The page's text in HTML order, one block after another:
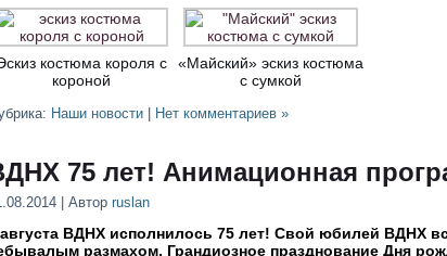
костюма короля с
короной
«Майский» эскиз костюма
с сумкой
Наши новости Нет комментариев »
75 лет! Анимационная
| Автор ruslan
ВДНХ исполнилось 75 лет! Свой юбилей ВДНХ
размахом. Грандиозное празднование Дня